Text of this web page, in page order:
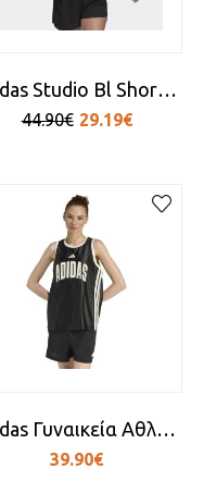
Adidas Studio Bl Short Sleeve T-shirt
44.90€ 29.19€
Adidas Γυναικεία Αθλητική Μπλούζα Αμάνικη Μαύρο
39.90€